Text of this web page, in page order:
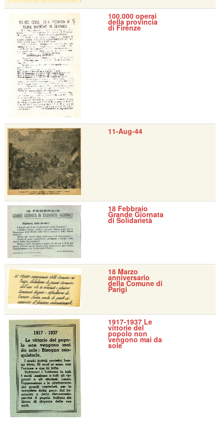
100.000 operai
della provincia
di Firenze
11-Aug-44
18 Febbraio
Grande Giornata
di Solidarietà
18 Marzo
anniversario
della Comune di
Parigi
1917-1937 Le
vittorie del
popolo non
vengono mai da
sole